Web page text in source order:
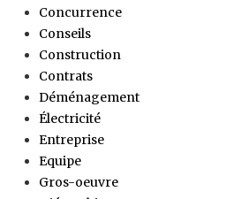
Concurrence
Conseils
Construction
Contrats
Déménagement
Électricité
Entreprise
Equipe
Gros-oeuvre